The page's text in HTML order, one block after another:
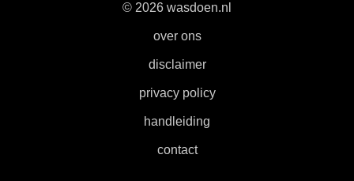
© 2026 wasdoen.nl
over ons
disclaimer
privacy policy
handleiding
contact